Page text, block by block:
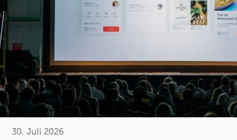
30. Juli 2026